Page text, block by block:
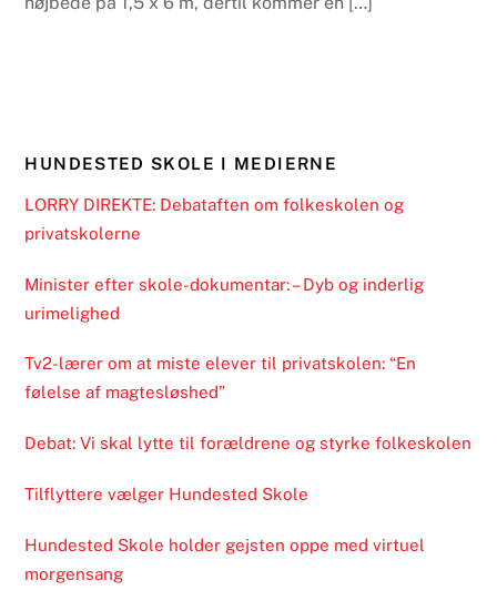
HUNDESTED SKOLE I MEDIERNE
LORRY DIREKTE: Debataften om folkeskolen og
privatskolerne
Minister efter skole-dokumentar: – Dyb og inderlig
urimelighed
Tv2-lærer om at miste elever til privatskolen: “En
følelse af magtesløshed”
Debat: Vi skal lytte til forældrene og styrke folkeskolen
Tilflyttere vælger Hundested Skole
Hundested Skole holder gejsten oppe med virtuel
morgensang